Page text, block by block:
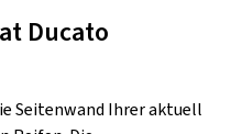
Ducato
Seitenwand Ihrer aktuell